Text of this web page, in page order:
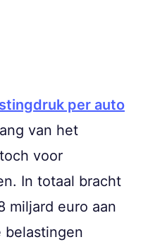
per auto
van het
voor
In totaal bracht
miljard euro aan